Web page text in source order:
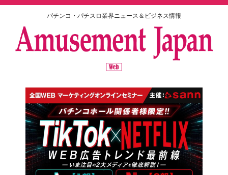
パチンコ・パチスロ業界ニュース＆ビジネス情報